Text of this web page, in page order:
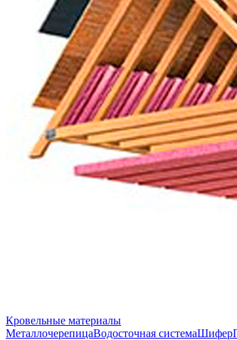
Кровельные материалы
МеталлочерепицаВодосточная системаШифер